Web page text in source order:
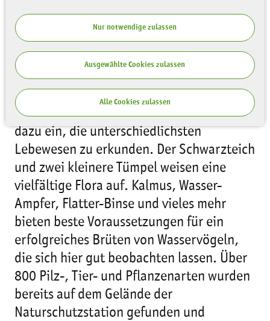
Nur notwendige zulassen
Ausgewählte Cookies zulassen
Alle Cookies zulassen
Auf dem 3.5 ha großen Gelände der
Naturschutzstation lädt ein Naturlehrpfad
dazu ein, die unterschiedlichsten
Lebewesen zu erkunden. Der Schwarzteich
und zwei kleinere Tümpel weisen eine
vielfältige Flora auf. Kalmus, Wasser-
Ampfer, Flatter-Binse und vieles mehr
bieten beste Voraussetzungen für ein
erfolgreiches Brüten von Wasservögeln,
die sich hier gut beobachten lassen. Über
800 Pilz-, Tier- und Pflanzenarten wurden
bereits auf dem Gelände der
Naturschutzstation gefunden und